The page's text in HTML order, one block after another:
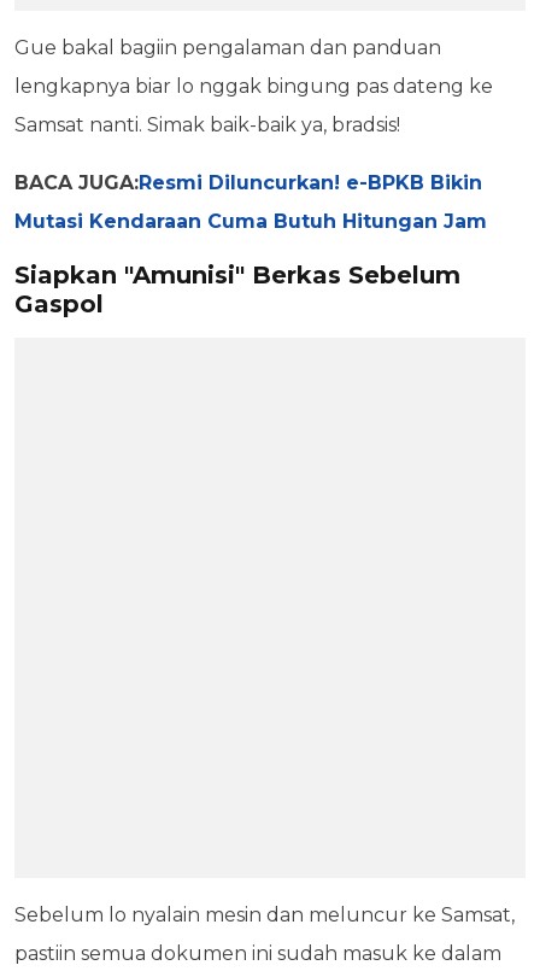
Gue bakal bagiin pengalaman dan panduan
lengkapnya biar lo nggak bingung pas dateng ke
Samsat nanti. Simak baik-baik ya, bradsis!
BACA JUGA:Resmi Diluncurkan! e-BPKB Bikin
Mutasi Kendaraan Cuma Butuh Hitungan Jam
Siapkan "Amunisi" Berkas Sebelum
Gaspol
Sebelum lo nyalain mesin dan meluncur ke Samsat,
pastiin semua dokumen ini sudah masuk ke dalam